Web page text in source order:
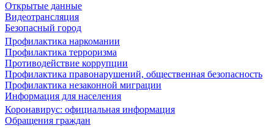
Открытые данные
Видеотрансляция
Безопасный город
Профилактика наркомании
Профилактика терроризма
Противодействие коррупции
Профилактика правонарушений, общественная безопасность
Профилактика незаконной миграции
Информация для населения
Коронавирус: официальная информация
Обращения граждан